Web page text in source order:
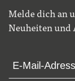
Melde dich an
Neuheiten und